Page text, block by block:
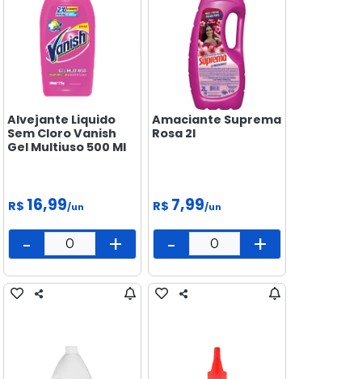
Alvejante Liquido
Sem Cloro Vanish
Gel Multiuso 500 Ml
R$ 16,99/un
- +
Amaciante Suprema
Rosa 2l
R$ 7,99/un
- +